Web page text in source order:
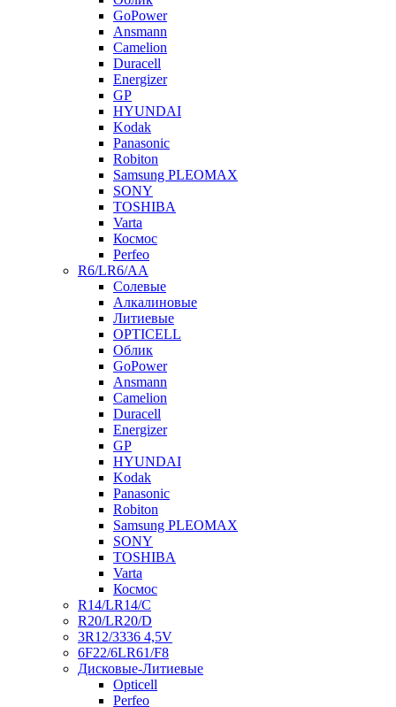
GoPower
Ansmann
Camelion
Duracell
Energizer
GP
HYUNDAI
Kodak
Panasonic
Robiton
Samsung PLEOMAX
SONY
TOSHIBA
Varta
Космос
Perfeo
R6/LR6/AA
Солевые
Алкалиновые
Литиевые
OPTICELL
Облик
GoPower
Ansmann
Camelion
Duracell
Energizer
GP
HYUNDAI
Kodak
Panasonic
Robiton
Samsung PLEOMAX
SONY
TOSHIBA
Varta
Космос
R14/LR14/C
R20/LR20/D
3R12/3336 4,5V
6F22/6LR61/F8
Дисковые-Литиевые
Opticell
Perfeo